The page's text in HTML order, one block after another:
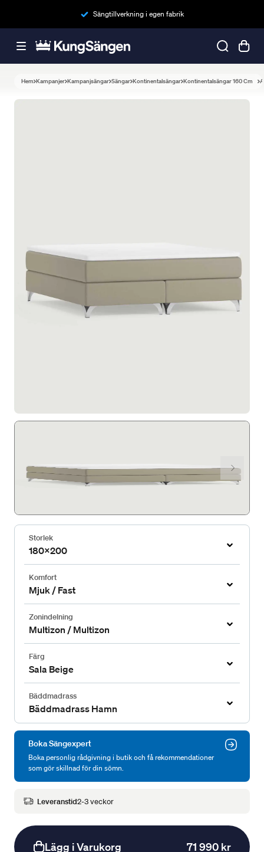
Sängtillverkning i egen fabrik
Hem Kampanjer Kampanjsängar Sängar Kontinentalsängar Kontinentalsängar 160 Cm
Storlek
180x200
Komfort
Mjuk / Fast
Zonindelning
Multizon / Multizon
Färg
Sala Beige
Bäddmadrass
Bäddmadrass Hamn
Boka Sängexpert
Boka personlig rådgivning i butik och få rekommendationer
som gör skillnad för din sömn.
Leveranstid2-3 veckor
Lägg i Varukorg 71 990 kr